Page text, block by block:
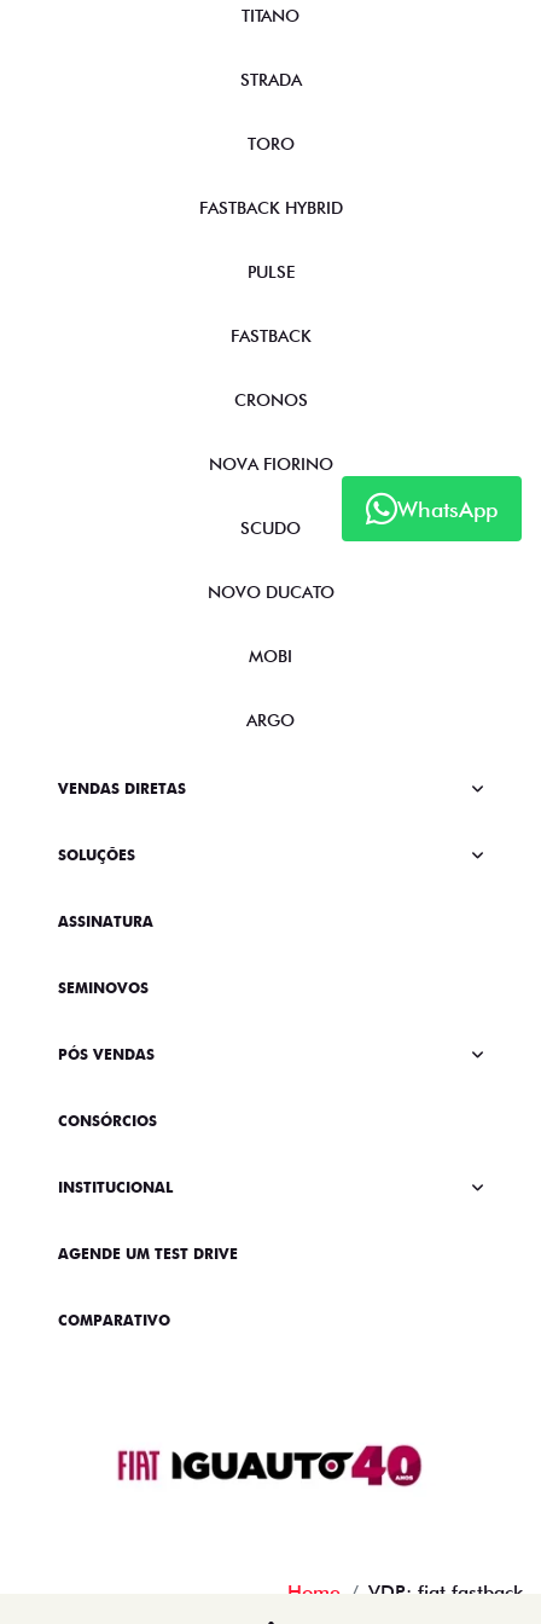
WhatsApp
TITANO
STRADA
TORO
FASTBACK HYBRID
PULSE
FASTBACK
CRONOS
NOVA FIORINO
SCUDO
NOVO DUCATO
MOBI
ARGO
VENDAS DIRETAS
SOLUÇÕES
ASSINATURA
SEMINOVOS
PÓS VENDAS
CONSÓRCIOS
INSTITUCIONAL
AGENDE UM TEST DRIVE
COMPARATIVO
Home VDP: fiat fastback